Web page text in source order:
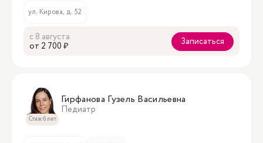
ул. Кирова, д. 52
с 8 августа
oт 2 700 ₽
Записаться
Стаж 6 лет
Гирфанова Гузель Васильевна
Педиатр